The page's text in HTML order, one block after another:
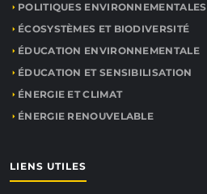
POLITIQUES ENVIRONNEMENTALES
ÉCOSYSTÈMES ET BIODIVERSITÉ
ÉDUCATION ENVIRONNEMENTALE
ÉDUCATION ET SENSIBILISATION
ÉNERGIE ET CLIMAT
ÉNERGIE RENOUVELABLE
LIENS UTILES